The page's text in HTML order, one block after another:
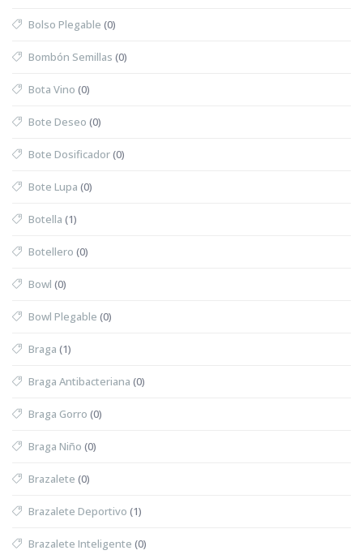
Bolso Plegable (0)
Bombón Semillas (0)
Bota Vino (0)
Bote Deseo (0)
Bote Dosificador(0)
Bote Lupa (0)
Botella (1)
Botellero (0)
Bowl (0)
Bowl Plegable (0)
Braga (1)
Braga Antibacteriana (0)
Braga Gorro (0)
Braga Niño (0)
Brazalete (0)
Brazalete Deportivo (1)
Brazalete Inteligente (0)